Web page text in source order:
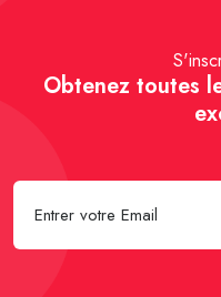
Obtenez toutes